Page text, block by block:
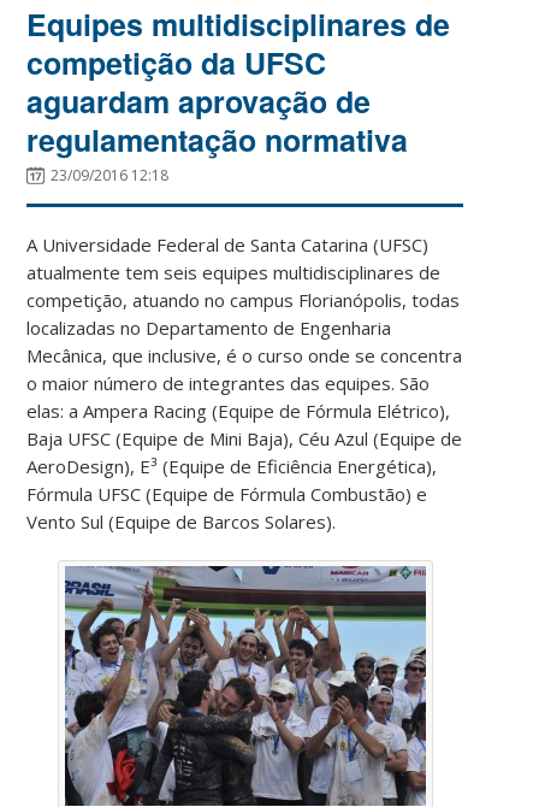
Equipes multidisciplinares de
competição da UFSC
aguardam aprovação de
regulamentação normativa
23/09/2016 12:18
A Universidade Federal de Santa Catarina (UFSC)
atualmente tem seis equipes multidisciplinares de
competição, atuando no campus Florianópolis, todas
localizadas no Departamento de Engenharia
Mecânica, que inclusive, é o curso onde se concentra
o maior número de integrantes das equipes. São
elas: a Ampera Racing (Equipe de Fórmula Elétrico),
Baja UFSC (Equipe de Mini Baja), Céu Azul (Equipe de
AeroDesign), E³ (Equipe de Eficiência Energética),
Fórmula UFSC (Equipe de Fórmula Combustão) e
Vento Sul (Equipe de Barcos Solares).